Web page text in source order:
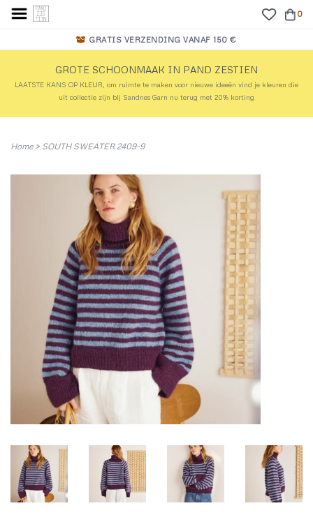
0
GRATIS VERZENDING VANAF 150 €
GROTE SCHOONMAAK IN PAND ZESTIEN
LAATSTE KANS OP KLEUR, om ruimte te maken voor nieuwe ideeën vind je kleuren die
uit collectie zijn bij Sandnes Garn nu terug met 20% korting
Home> SOUTH SWEATER 2409-9